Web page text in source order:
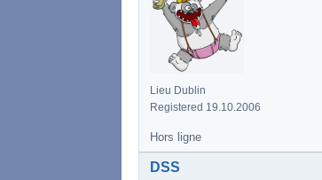
Lieu Dublin
Registered 19.10.2006
Hors ligne
DSS